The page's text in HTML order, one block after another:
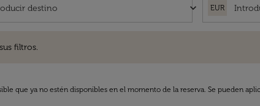
keyboard_arrow_down EUR
filtros.
que ya no estén disponibles en el momento de la reserva. Se pueden